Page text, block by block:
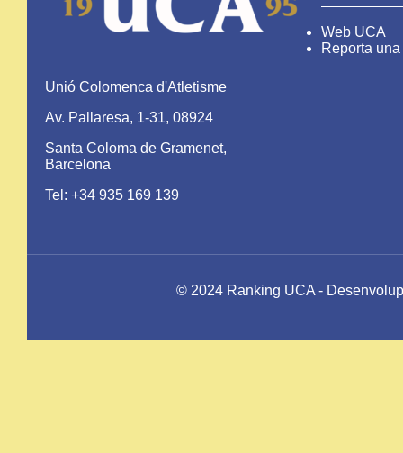
Unió Colomenca d'Atletisme
Av. Pallaresa, 1-31, 08924
Santa Coloma de Gramenet,
Barcelona
Tel: +34 935 169 139
Web UCA
Reporta
© 2024 Ranking UCA -